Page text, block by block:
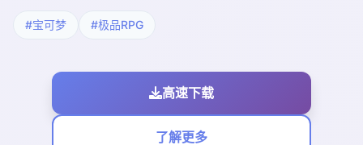
#宝可梦 #极品RPG
高速下载
了解更多